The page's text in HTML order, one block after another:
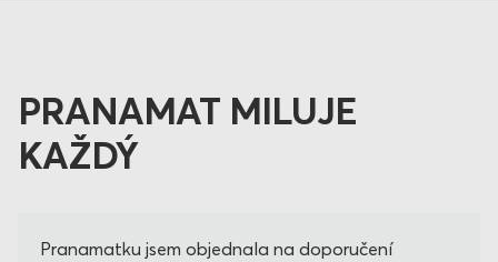
PRANAMAT MILUJE
KAŽDÝ
Pranamatku jsem objednala na doporučení